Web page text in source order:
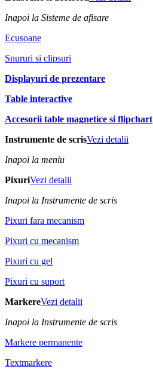
Inapoi la Sisteme de afisare
Ecusoane
Snururi si clipsuri
Displayuri de prezentare
Table interactive
Accesorii table magnetice si flipchart
Instrumente de scrisVezi detalii
Inapoi la meniu
PixuriVezi detalii
Inapoi la Instrumente de scris
Pixuri fara mecanism
Pixuri cu mecanism
Pixuri cu gel
Pixuri cu suport
MarkereVezi detalii
Inapoi la Instrumente de scris
Markere permanente
Textmarkere